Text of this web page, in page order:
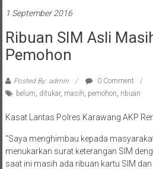
1 September 2016
Ribuan SIM Asli
Pemohon
Posted By: admin
0 Comment
belum ditukar, masih pemohon ribuan
Kasat Lantas Polres Karawang AKP
“Saya menghimbau kepada
menukarkan surat keterangan SIM
saat ini masih ada ribuan kartu SIM